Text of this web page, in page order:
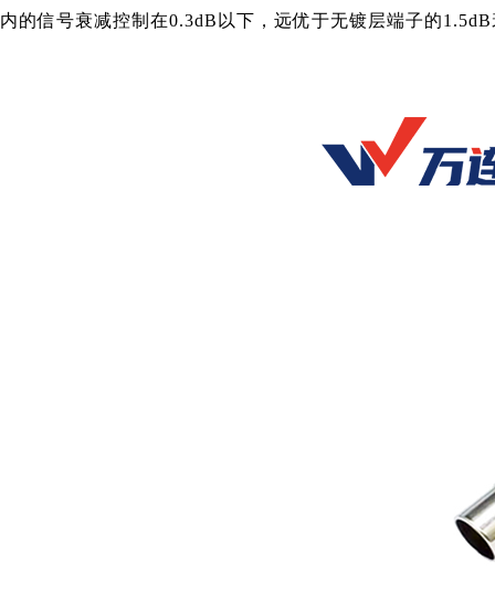
内的信号衰减控制在0.3dB以下，远优于无镀层端子的